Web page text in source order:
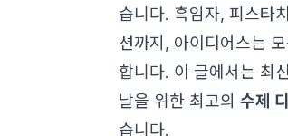
습니다. 흑임자, 피스타
션까지, 아이디어스는 모
합니다. 이 글에서는 최신
날을 위한 최고의 수제
습니다.